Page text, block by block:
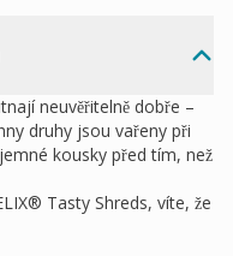
neuvěřitelně dobře –
druhy jsou vařeny při
kousky před tím, než
Tasty Shreds, víte, že